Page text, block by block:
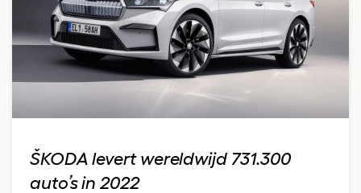
ŠKODA levert wereldwijd 731.300
auto’s in 2022